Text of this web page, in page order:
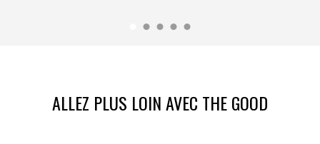
ALLEZ PLUS LOIN AVEC THE GOOD